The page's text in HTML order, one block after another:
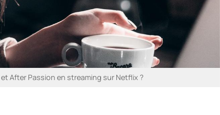
After Passion en streaming sur Netflix ?